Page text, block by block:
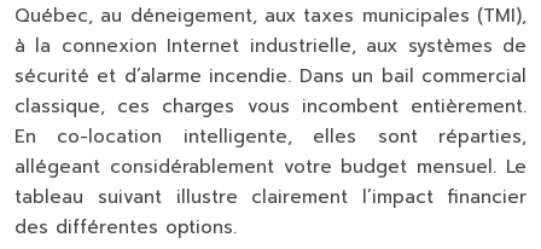
Québec, au déneigement, aux taxes municipales (TMI),
à la connexion Internet industrielle, aux systèmes de
sécurité et d’alarme incendie. Dans un bail commercial
classique, ces charges vous incombent entièrement.
En co-location intelligente, elles sont réparties,
allégeant considérablement votre budget mensuel. Le
tableau suivant illustre clairement l’impact financier
des différentes options.